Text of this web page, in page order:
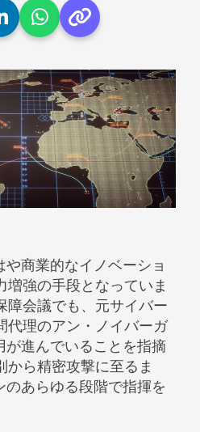
商業的なイノベーショ
強の手段となっていま
障会議でも、元サイバー
代理のアン・ノイバーガ
進んでいることを指摘
から精密攻撃に至るま
あらゆる段階で指揮を